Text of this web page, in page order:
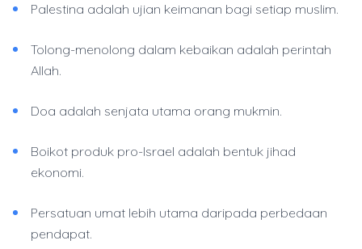
Palestina adalah ujian keimanan bagi setiap muslim.
Tolong-menolong dalam kebaikan adalah perintah
Allah.
Doa adalah senjata utama orang mukmin.
Boikot produk pro-Israel adalah bentuk jihad
ekonomi.
Persatuan umat lebih utama daripada perbedaan
pendapat.